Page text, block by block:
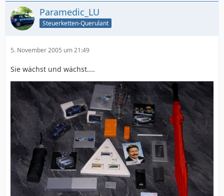
Paramedic_LU
Steuerketten-Querulant
5. November 2005 um 21:49
Sie wächst und wächst....